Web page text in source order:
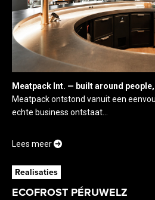
Meatpack Int. — built around
Meatpack ontstond vanuit een
echte business ontstaat...
Lees meer
Realisaties
ECOFROST PÉRUWELZ